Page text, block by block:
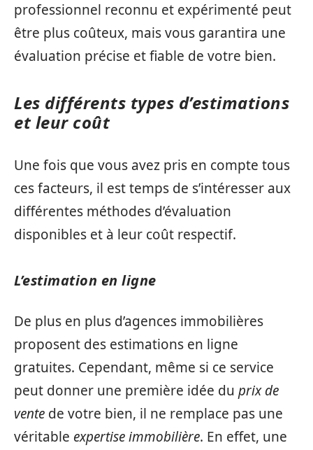
professionnel reconnu et expérimenté peut
être plus coûteux, mais vous garantira une
évaluation précise et fiable de votre bien.
Les différents types d’estimations
et leur coût
Une fois que vous avez pris en compte tous
ces facteurs, il est temps de s’intéresser aux
différentes méthodes d’évaluation
disponibles et à leur coût respectif.
L’estimation en ligne
De plus en plus d’agences immobilières
proposent des estimations en ligne
gratuites. Cependant, même si ce service
peut donner une première idée du prix de
vente de votre bien, il ne remplace pas une
véritable expertise immobilière. En effet, une